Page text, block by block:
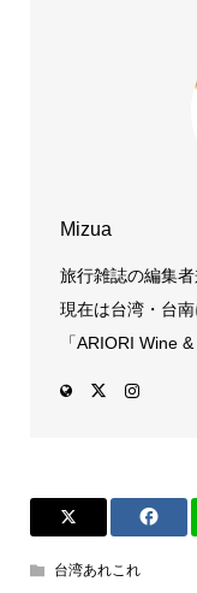
Mizua
旅行雑誌の編集
現在は台湾・台
「ARIORI Wine
台湾あれこれ